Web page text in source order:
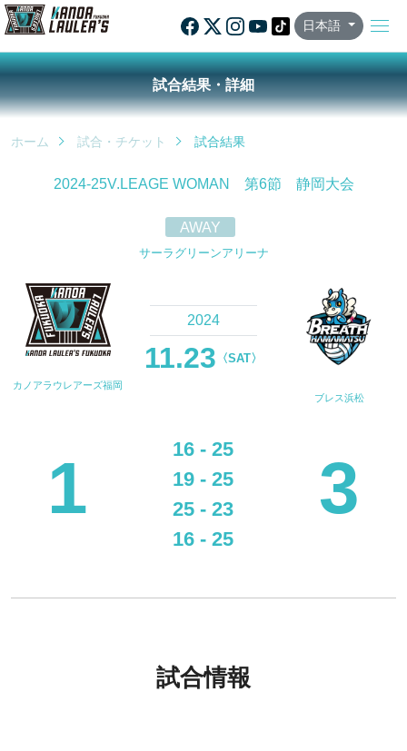
日本語
試合結果・詳細
ホーム 試合・チケット 試合結果
2024-25V.LEAGE WOMAN 第6節 静岡大会
AWAY
サーラグリーンアリーナ
カノアラウレアーズ福岡
2024
11.23 〈SAT〉
ブレス浜松
1
16 - 25
19 - 25
25 - 23
16 - 25
3
試合情報